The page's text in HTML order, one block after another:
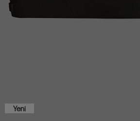
Yeni